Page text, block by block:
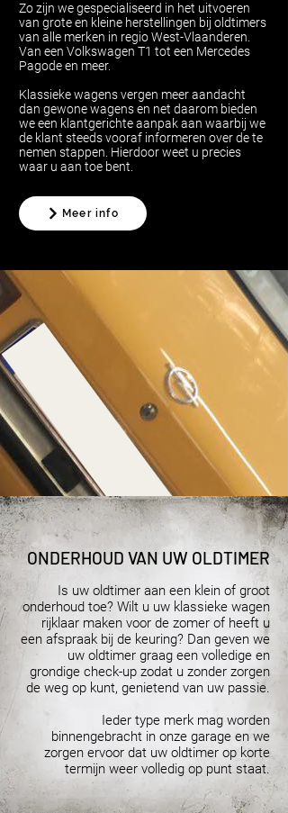
Zo zijn we gespecialiseerd in het uitvoeren
van grote en kleine herstellingen bij oldtimers
van alle merken in regio West-Vlaanderen.
Van een Volkswagen T1 tot een Mercedes
Pagode en meer.
Klassieke wagens vergen meer aandacht
dan gewone wagens en net daarom bieden
we een klantgerichte aanpak aan waarbij we
de klant steeds vooraf informeren over de te
nemen stappen. Hierdoor weet u precies
waar u aan toe bent.
Meer info
ONDERHOUD VAN UW OLDTIMER
Is uw oldtimer aan een klein of groot
onderhoud toe? Wilt u uw klassieke wagen
rijklaar maken voor de zomer of heeft u
een afspraak bij de keuring? Dan geven we
uw oldtimer graag een volledige en
grondige check-up zodat u zonder zorgen
de weg op kunt, genietend van uw passie.
Ieder type merk mag worden
binnengebracht in onze garage en we
zorgen ervoor dat uw oldtimer op korte
termijn weer volledig op punt staat.